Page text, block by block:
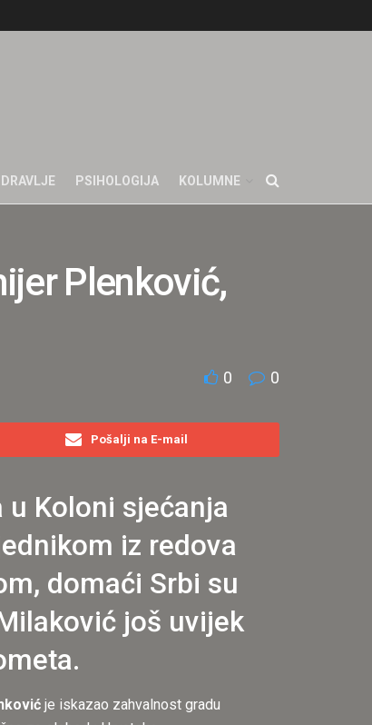
PSIHOLOGIJA KOLUMNE
Plenković,
0 0
Pošalji na E-mail
u Koloni sjećanja
iz redova
domaći Srbi su
još uvijek
je iskazao zahvalnost gradu